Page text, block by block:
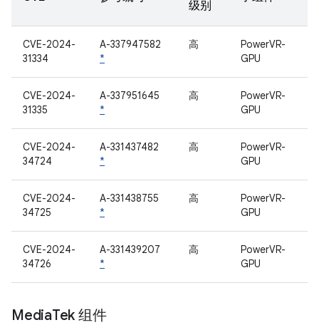
级别
CVE-2024-
31334
A-337947582
*
高
PowerVR-
GPU
CVE-2024-
31335
A-337951645
*
高
PowerVR-
GPU
CVE-2024-
34724
A-331437482
*
高
PowerVR-
GPU
CVE-2024-
34725
A-331438755
*
高
PowerVR-
GPU
CVE-2024-
34726
A-331439207
*
高
PowerVR-
GPU
MediaTek 组件